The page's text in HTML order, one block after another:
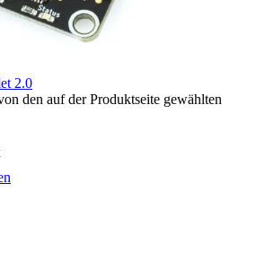
2.0
den auf der Produktseite gewählten